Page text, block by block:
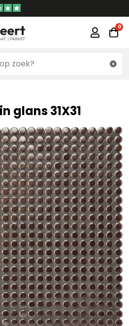
glans 31X31